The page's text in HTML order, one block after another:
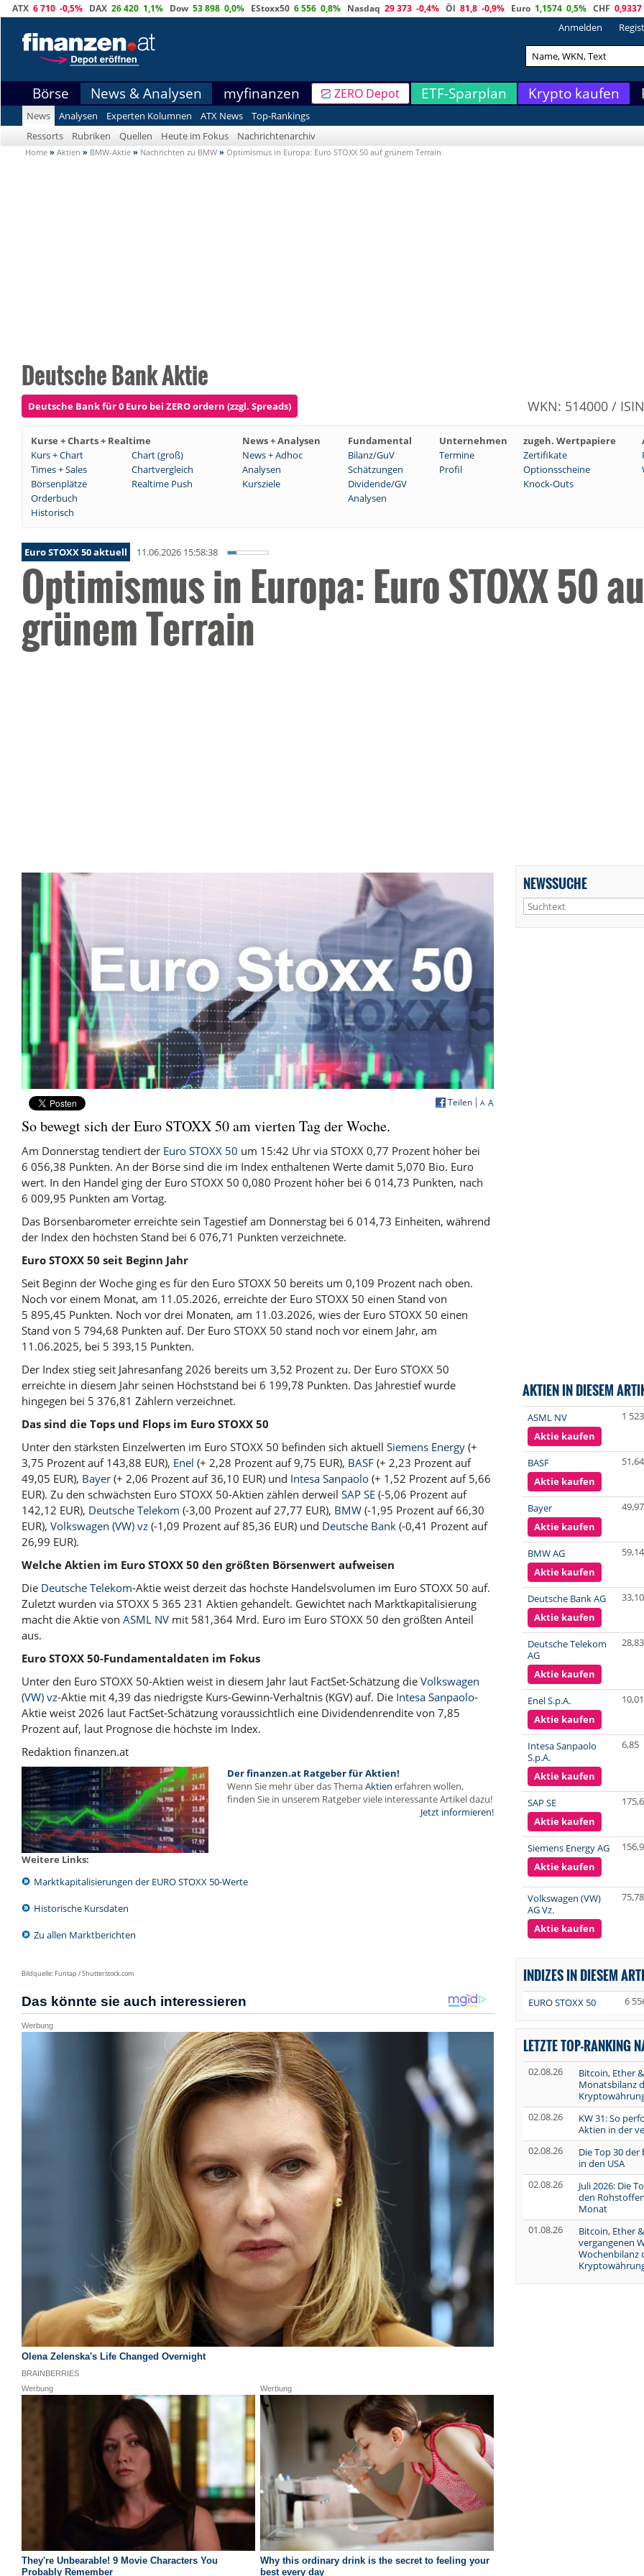
ATX 6 710 -0,5% DAX 26 420 1,1% Dow 53 898 0,0% EStoxx50 6 556 0,8% Nasdaq 29 373 -0,4% Öl 81,8 -0,9% Euro 1,1574 0,5% CHF 0,9337
Anmelden
Börse News & Analysen myfinanzen ZERO Depot ETF-Sparplan Krypto kaufen
News Analysen Experten Kolumnen ATX News
Top-Rankings
Ressorts
Rubriken Quellen Heute im Fokus Nachrichtenarchiv
Home » Aktien » BMW-Aktie » Nachrichten zu BMW » Optimismus in Europa: Euro STOXX 50 auf grünem Terrain
Deutsche Bank Aktie
Deutsche Bank für 0 Euro bei ZERO ordern (zzgl. Spreads) WKN: 514000 /
Kurse + Charts + Realtime News + Analysen Fundamental Unternehmen zugeh. Wertpapiere
Kurs + Chart
Chart (groß) News + Adhoc Bilanz/GuV Termine Zertifikate
Times + Sales
Chartvergleich Analysen Schätzungen Profil Optionsscheine
Börsenplätze
Realtime Push Kursziele Dividende/GV
Knock-Outs
Orderbuch
Analysen
Historisch
Euro STOXX 50 aktuell 11.06.2026 15:58:38
Optimismus in Europa: Euro STOXX 50
grünem Terrain
A
A
Teilen
So bewegt sich der Euro STOXX 50 am vierten Tag der Woche.
Am Donnerstag tendiert der Euro STOXX 50 um 15:42 Uhr via STOXX 0,77 Prozent höher bei
6 056,38 Punkten. An der Börse sind die im Index enthaltenen Werte damit 5,070 Bio. Euro
wert. In den Handel ging der Euro STOXX 50 0,080 Prozent höher bei 6 014,73 Punkten, nach
6 009,95 Punkten am Vortag.
Das Börsenbarometer erreichte sein Tagestief am Donnerstag bei 6 014,73 Einheiten, während
der Index den höchsten Stand bei 6 076,71 Punkten verzeichnete.
Euro STOXX 50 seit Beginn Jahr
Seit Beginn der Woche ging es für den Euro STOXX 50 bereits um 0,109 Prozent nach oben.
Noch vor einem Monat, am 11.05.2026, erreichte der Euro STOXX 50 einen Stand von
5 895,45 Punkten. Noch vor drei Monaten, am 11.03.2026, wies der Euro STOXX 50 einen
Stand von 5 794,68 Punkten auf. Der Euro STOXX 50 stand noch vor einem Jahr, am
11.06.2025, bei 5 393,15 Punkten.
Der Index stieg seit Jahresanfang 2026 bereits um 3,52 Prozent zu. Der Euro STOXX 50
erreichte in diesem Jahr seinen Höchststand bei 6 199,78 Punkten. Das Jahrestief wurde
hingegen bei 5 376,81 Zählern verzeichnet.
Das sind die Tops und Flops im Euro STOXX 50
Unter den stärksten Einzelwerten im Euro STOXX 50 befinden sich aktuell Siemens Energy (+
3,75 Prozent auf 143,88 EUR), Enel (+ 2,28 Prozent auf 9,75 EUR), BASF (+ 2,23 Prozent auf
49,05 EUR), Bayer (+ 2,06 Prozent auf 36,10 EUR) und Intesa Sanpaolo (+ 1,52 Prozent auf 5,66
EUR). Zu den schwächsten Euro STOXX 50-Aktien zählen derweil SAP SE (-5,06 Prozent auf
142,12 EUR), Deutsche Telekom (-3,00 Prozent auf 27,77 EUR), BMW (-1,95 Prozent auf 66,30
EUR), Volkswagen (VW) vz (-1,09 Prozent auf 85,36 EUR) und Deutsche Bank (-0,41 Prozent auf
26,99 EUR).
Welche Aktien im Euro STOXX 50 den größten Börsenwert aufweisen
Die Deutsche Telekom-Aktie weist derzeit das höchste Handelsvolumen im Euro STOXX 50 auf.
Zuletzt wurden via STOXX 5 365 231 Aktien gehandelt. Gewichtet nach Marktkapitalisierung
macht die Aktie von ASML NV mit 581,364 Mrd. Euro im Euro STOXX 50 den größten Anteil
aus.
Euro STOXX 50-Fundamentaldaten im Fokus
Unter den Euro STOXX 50-Aktien weist in diesem Jahr laut FactSet-Schätzung die Volkswagen
(VW) vz-Aktie mit 4,39 das niedrigste Kurs-Gewinn-Verhältnis (KGV) auf. Die Intesa Sanpaolo-
Aktie weist 2026 laut FactSet-Schätzung voraussichtlich eine Dividendenrendite von 7,85
Prozent auf, laut Prognose die höchste im Index.
Redaktion finanzen.at
Der finanzen.at Ratgeber für Aktien!
Wenn Sie mehr über das ThemaAktien erfahren wollen,
finden Sie in unserem Ratgeber viele interessante Artikel dazu!
Jetzt informieren!
Weitere Links:
Marktkapitalisierungen der EURO STOXX 50-Werte
Historische Kursdaten
Zu allen Marktberichten
Bildquelle: Funtap / Shutterstock.com
NEWSSUCHE
AKTIEN IN DIESEM
ASML NV
Aktie kaufen
1
BASF
Aktie kaufen
51,64
Bayer
Aktie kaufen
49,97
BMW AG
Aktie kaufen
59,14
Deutsche Bank AG
Aktie kaufen
33,10
Deutsche Telekom
AG
Aktie kaufen
28,83
Enel S.p.A.
Aktie kaufen
10,01
Intesa Sanpaolo
S.p.A.
Aktie kaufen
6,85
SAP SE
Aktie kaufen
Siemens Energy AG
Aktie kaufen
Volkswagen (VW)
AG Vz.
Aktie kaufen
75,78
INDIZES IN DIESEM
EURO STOXX 50 6
LETZTE TOP-RANKING
02.08.26
Bitcoin, Ether
Monatsbilanz
02.08.26
KW 31: So
Aktien in der
02.08.26
Die Top 30 der
in den USA
02.08.26
Juli 2026: Die
den
Monat
01.08.26
Bitcoin, Ether
vergangenen
Wochenbilanz